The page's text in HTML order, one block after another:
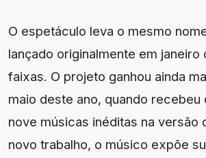
O espetáculo leva o mesmo
lançado originalmente em janeiro
faixas. O projeto ganhou ainda
maio deste ano, quando
nove músicas inéditas na versão
novo trabalho, o músico expõe